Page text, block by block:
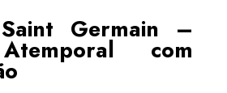
Germain –
com